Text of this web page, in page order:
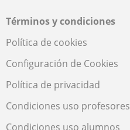
Términos y condiciones
Política de cookies
Configuración de Cookies
Política de privacidad
Condiciones uso profesores
Condiciones uso alumnos